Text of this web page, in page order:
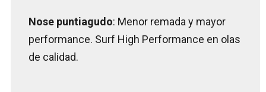
Nose puntiagudo: Menor remada y mayor
performance. Surf High Performance en olas
de calidad.